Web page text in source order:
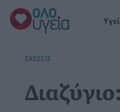
Μετάβαση
στο
περιεχόμενο
ΣΧΈΣΕΙΣ